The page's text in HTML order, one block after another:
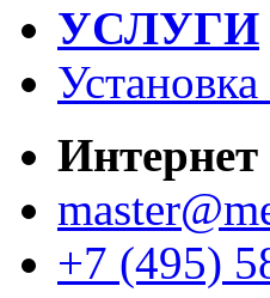
УСЛУГИ
+7 (495)